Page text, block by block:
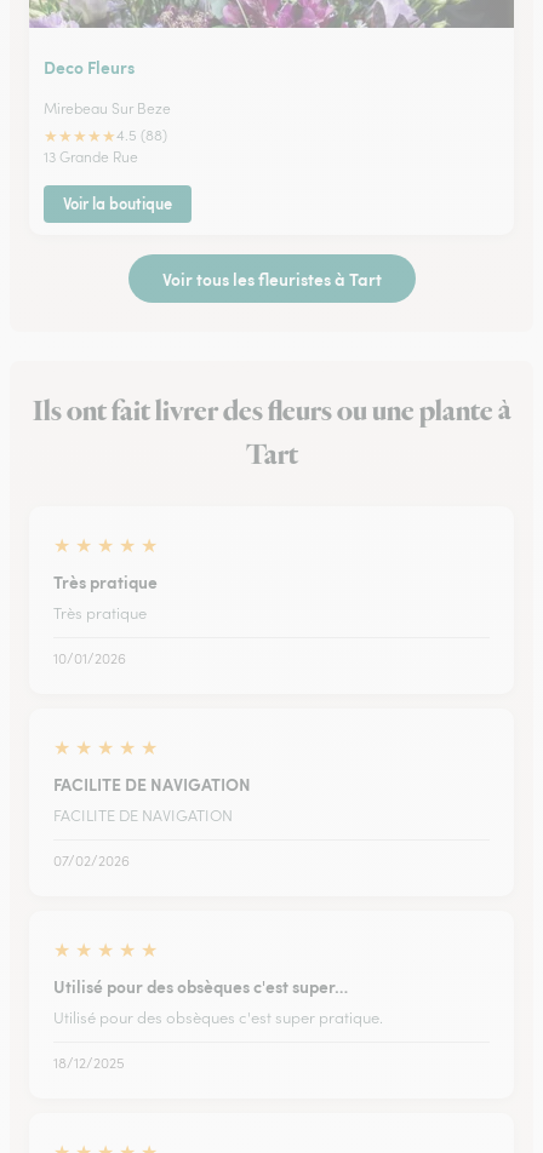
Deco Fleurs
Mirebeau Sur Beze
★★★★★4.5 (88)
13 Grande Rue
Voir la boutique
Voir tous les fleuristes à Tart
Ils ont fait livrer des fleurs ou une plante à
Tart
★ ★ ★ ★ ★
Très pratique
Très pratique
10/01/2026
★ ★ ★ ★ ★
FACILITE DE NAVIGATION
FACILITE DE NAVIGATION
07/02/2026
★ ★ ★ ★ ★
Utilisé pour des obsèques c'est super…
Utilisé pour des obsèques c'est super pratique.
18/12/2025